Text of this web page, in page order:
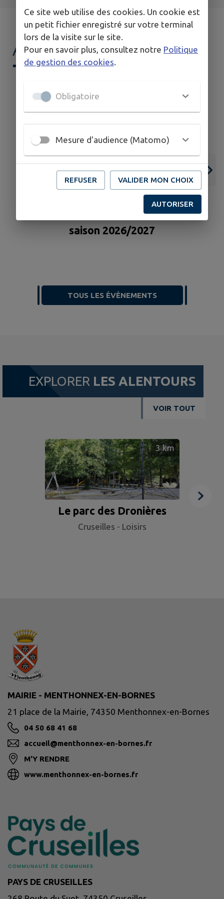
AGENDA DEMON
TERRITOIRE
15
JUIN
07
SEPT.
CHEVRY
Ouverture des inscriptions
saison 2026/2027
TOUS LES ÉVÉNEMENTS
EXPLORER LES ALENTOURS
VOIR TOUT
3 km
Le parc des Dronières
Cruseilles - Loisirs
MAIRIE - MENTHONNEX-EN-BORNES
21 place de la Mairie, 74350 Menthonnex-en-Bornes
04 50 68 41 68
accueil@menthonnex-en-bornes.fr
M'Y RENDRE
www.menthonnex-en-bornes.fr
PAYS DE CRUSEILLES
Ce site web utilise des cookies. Un cookie est
un petit fichier enregistré sur votre terminal
lors de la visite sur le site.
Pour en savoir plus, consultez notre Politique
de gestion des cookies
Obligatoire
Mesure d'audience (Matomo)
REFUSER VALIDER MON CHOIX
AUTORISER